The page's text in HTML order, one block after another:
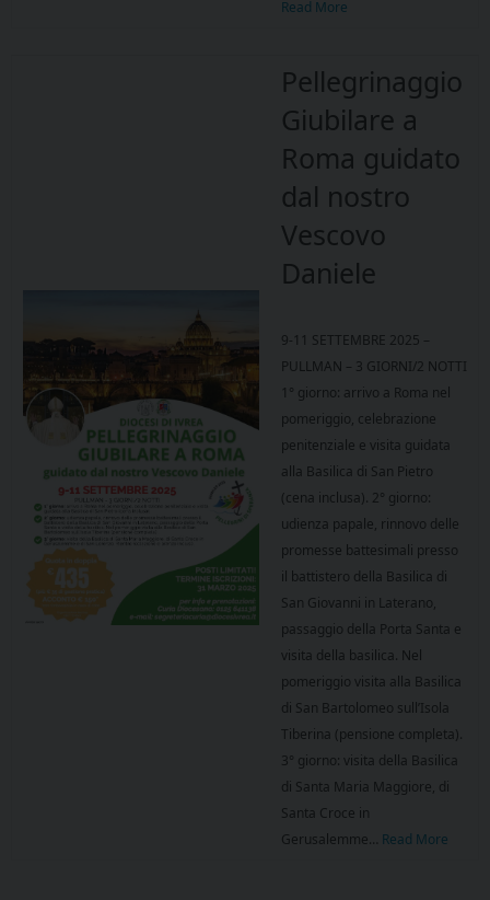
Read More
Pellegrinaggio
Giubilare a
Roma guidato
dal nostro
Vescovo
Daniele
9-11 SETTEMBRE 2025 –
PULLMAN – 3 GIORNI/2 NOTTI
1° giorno: arrivo a Roma nel
pomeriggio, celebrazione
penitenziale e visita guidata
alla Basilica di San Pietro
(cena inclusa). 2° giorno:
udienza papale, rinnovo delle
promesse battesimali presso
il battistero della Basilica di
San Giovanni in Laterano,
passaggio della Porta Santa e
visita della basilica. Nel
pomeriggio visita alla Basilica
di San Bartolomeo sull’Isola
Tiberina (pensione completa).
3° giorno: visita della Basilica
di Santa Maria Maggiore, di
Santa Croce in
Gerusalemme… Read More